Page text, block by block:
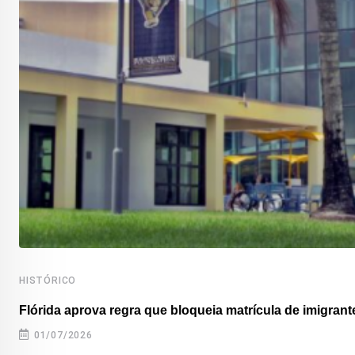
HISTÓRICO
Flórida aprova regra que bloqueia matrícula de
01/07/2026